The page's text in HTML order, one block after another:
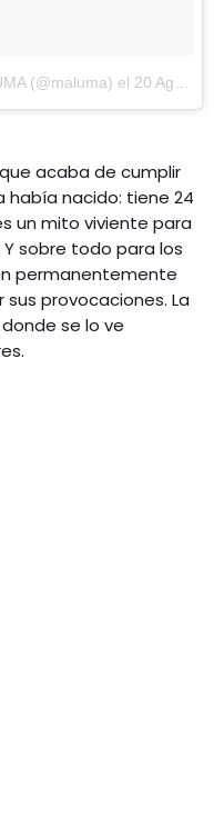
(@maluma) el 20 Ago, 2018 a las 10:27 PDT
acaba de cumplir
había nacido: tiene 24
un mito viviente para
sobre todo para los
permanentemente
provocaciones. La
se lo ve